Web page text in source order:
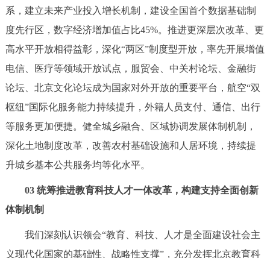
系，建立未来产业投入增长机制，建设全国首个数据基础制
度先行区，数字经济增加值占比45%。推进更深层次改革、更
高水平开放相得益彰，深化“两区”制度型开放，率先开展增值
电信、医疗等领域开放试点，服贸会、中关村论坛、金融街
论坛、北京文化论坛成为国家对外开放的重要平台，航空“双
枢纽”国际化服务能力持续提升，外籍人员支付、通信、出行
等服务更加便捷。健全城乡融合、区域协调发展体制机制，
深化土地制度改革，改善农村基础设施和人居环境，持续提
升城乡基本公共服务均等化水平。
03 统筹推进教育科技人才一体改革，构建支持全面创新
体制机制
我们深刻认识领会“教育、科技、人才是全面建设社会主
义现代化国家的基础性、战略性支撑”，充分发挥北京教育科